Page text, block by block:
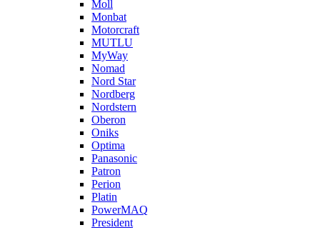
Moll
Monbat
Motorcraft
MUTLU
MyWay
Nomad
Nord Star
Nordberg
Nordstern
Oberon
Oniks
Optima
Panasonic
Patron
Perion
Platin
PowerMAQ
President